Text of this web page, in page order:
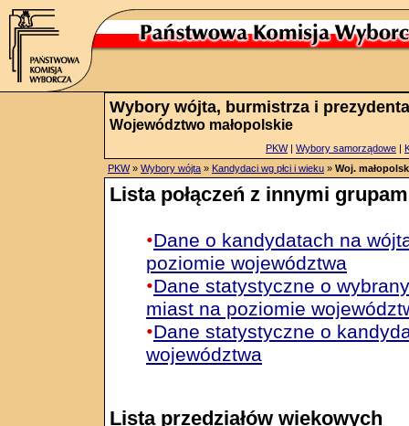
Wybory wójta, burmistrza i
Województwo małopolskie
PKW| Wybory samorządowe |
PKW» Wybory wójta » Kandydaci wg płci i wieku » Woj.
Lista połączeń z innymi
•Dane o kandydatach na
poziomie województwa
•Dane statystyczne o
miast na poziomie
•Dane statystyczne o
województwa
Lista przedziałów wiekowych